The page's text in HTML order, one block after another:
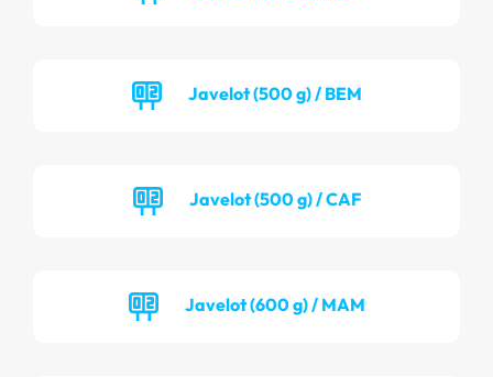
Javelot (500 g) / BEM
Javelot (500 g) / CAF
Javelot (600 g) / MAM